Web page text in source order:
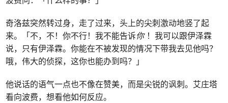
奇洛兹突然转过身，走了过来，头上的尖刺激动地竖了起
来。「不，不！你不行！我不能告诉你 ！我可以跟伊泽霖
说，只有伊泽霖。你能在不被发现的情况下带我去见他吗？
哦，伟大的侦探，这你也能办到吗？」
他说话的语气一点也不像在赞美，而是尖锐的讽刺。艾庄塔
看向波费，想看他如何反应。